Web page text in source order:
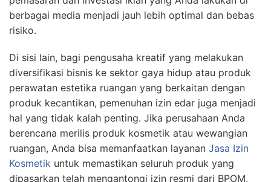
berbagai media menjadi jauh lebih optimal dan bebas
risiko.
Di sisi lain, bagi pengusaha kreatif yang melakukan
diversifikasi bisnis ke sektor gaya hidup atau produk
perawatan estetika ruangan yang berkaitan dengan
produk kecantikan, pemenuhan izin edar juga menjadi
hal yang tidak kalah penting. Jika perusahaan Anda
berencana merilis produk kosmetik atau wewangian
ruangan, Anda bisa memanfaatkan layanan Jasa Izin
Kosmetik untuk memastikan seluruh produk yang
dipasarkan telah mengantongi izin resmi dari BPOM.